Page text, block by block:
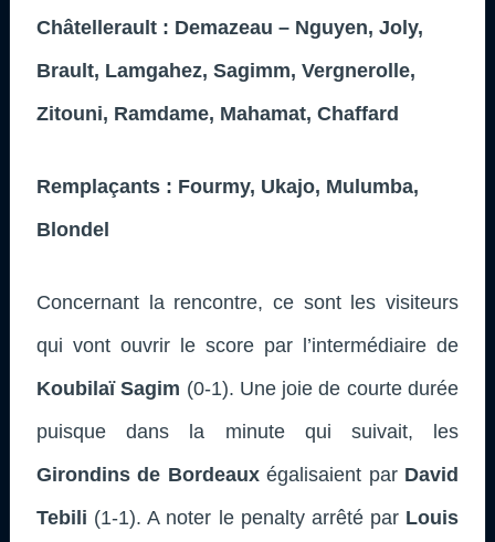
Châtellerault : Demazeau – Nguyen, Joly,
Brault, Lamgahez, Sagimm, Vergnerolle,
Zitouni, Ramdame, Mahamat, Chaffard
Remplaçants : Fourmy, Ukajo, Mulumba,
Blondel
Concernant la rencontre, ce sont les visiteurs
qui vont ouvrir le score par l’intermédiaire de
Koubilaï Sagim (0-1). Une joie de courte durée
puisque dans la minute qui suivait, les
Girondins de Bordeauxégalisaient par David
Tebili (1-1). A noter le penalty arrêté par Louis